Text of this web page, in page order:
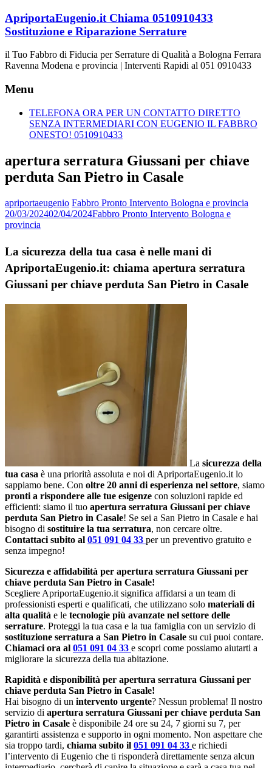
Vai
al
contenuto
ApriportaEugenio.it Chiama 0510910433
Sostituzione e Riparazione Serrature
il Tuo Fabbro di Fiducia per Serrature di Qualità a Bologna Ferrara
Ravenna Modena e provincia | Interventi Rapidi al 051 0910433
Menu
TELEFONA ORA PER UN CONTATTO DIRETTO
SENZA INTERMEDIARI CON EUGENIO IL FABBRO
ONESTO! 0510910433
apertura serratura Giussani per chiave
perduta San Pietro in Casale
apriportaeugenio Fabbro Pronto Intervento Bologna e provincia
20/03/202402/04/2024Fabbro Pronto Intervento Bologna e
provincia
La sicurezza della tua casa è nelle mani di
ApriportaEugenio.it: chiama apertura serratura
Giussani per chiave perduta San Pietro in Casale
La sicurezza della
tua casa è una priorità assoluta e noi di ApriportaEugenio.it lo
sappiamo bene. Con oltre 20 anni di esperienza nel settore, siamo
pronti a rispondere alle tue esigenze con soluzioni rapide ed
efficienti: siamo il tuo apertura serratura Giussani per chiave
perduta San Pietro in Casale! Se sei a San Pietro in Casale e hai
bisogno di sostituire la tua serratura, non cercare oltre.
Contattaci subito al 051 091 04 33 per un preventivo gratuito e
senza impegno!
Sicurezza e affidabilità per apertura serratura Giussani per
chiave perduta San Pietro in Casale!
Scegliere ApriportaEugenio.it significa affidarsi a un team di
professionisti esperti e qualificati, che utilizzano solo materiali di
alta qualità e le tecnologie più avanzate nel settore delle
serrature. Proteggi la tua casa e la tua famiglia con un servizio di
sostituzione serratura a San Pietro in Casale su cui puoi contare.
Chiamaci ora al 051 091 04 33 e scopri come possiamo aiutarti a
migliorare la sicurezza della tua abitazione.
Rapidità e disponibilità per apertura serratura Giussani per
chiave perduta San Pietro in Casale!
Hai bisogno di un intervento urgente? Nessun problema! Il nostro
servizio di apertura serratura Giussani per chiave perduta San
Pietro in Casale è disponibile 24 ore su 24, 7 giorni su 7, per
garantirti assistenza e supporto in ogni momento. Non aspettare che
sia troppo tardi, chiama subito il 051 091 04 33 e richiedi
l’intervento di Eugenio che ti risponderà direttamente senza alcun